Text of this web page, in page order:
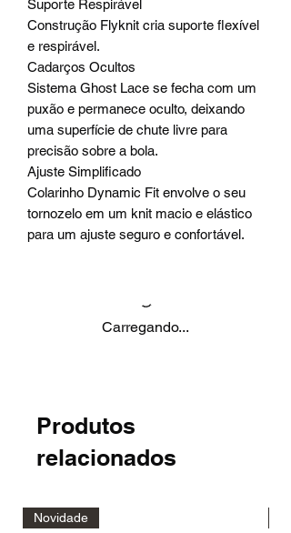
Suporte Respirável
Construção Flyknit cria suporte flexível
e respirável.
Cadarços Ocultos
Sistema Ghost Lace se fecha com um
puxão e permanece oculto, deixando
uma superfície de chute livre para
precisão sobre a bola.
Ajuste Simplificado
Colarinho Dynamic Fit envolve o seu
tornozelo em um knit macio e elástico
para um ajuste seguro e confortável.
Carregando...
Produtos
relacionados
Novidade